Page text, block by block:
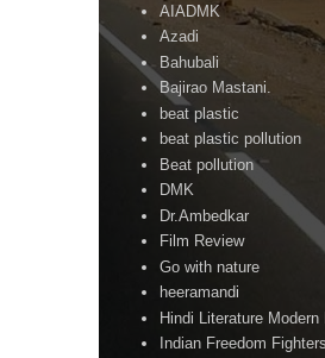
AIADMK
Azadi
Bahubali
Bajirao Mastani.
beat plastic
beat plastic pollution
Beat pollution
DMK
Dr.Ambedkar
Film Review
Go with nature
heeramandi
Hindi Literature
Indian Freedom Fighters